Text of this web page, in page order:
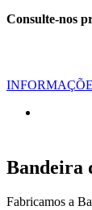
Consulte-nos
Bandeira
Fabricamos a